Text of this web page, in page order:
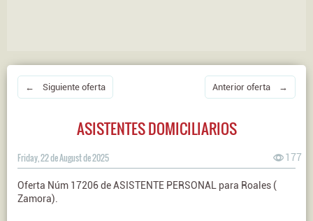
← Siguiente oferta Anterior oferta →
ASISTENTES DOMICILIARIOS
Friday, 22 de August de 2025 177
Oferta Núm 17206 de ASISTENTE PERSONAL para Roales (
Zamora).